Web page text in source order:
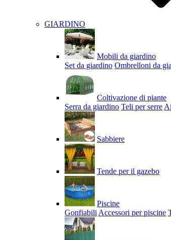
GIARDINO
Mobili da giardino
Set da giardino Ombrelloni da
Coltivazione di piante
Serra da giardino Teli per serre
Sabbiere
Tende per il gazebo
Piscine
Gonfiabili Accessori per piscine